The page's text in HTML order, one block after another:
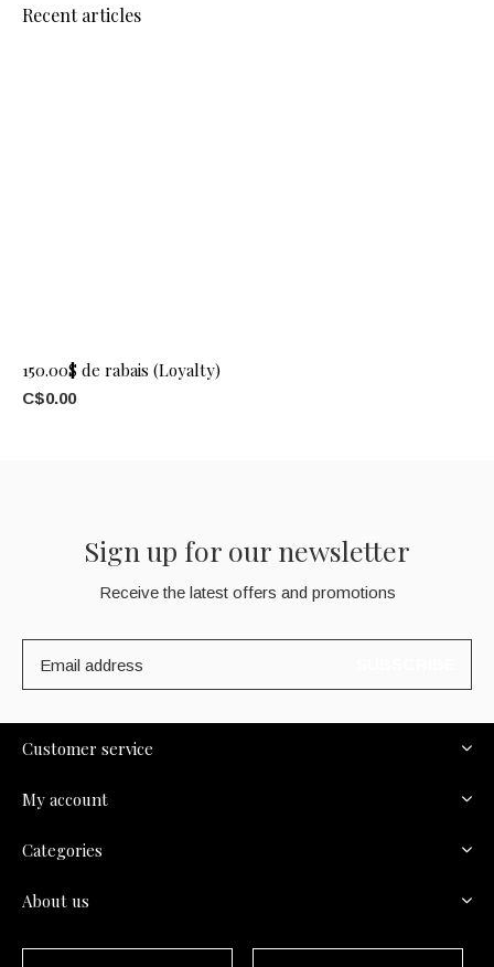
Recent articles
150.00$ de rabais (Loyalty)
C$0.00
Sign up for our newsletter
Receive the latest offers and promotions
Customer service
My account
Categories
About us